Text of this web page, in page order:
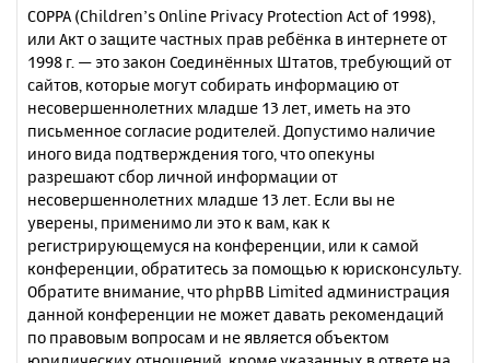
COPPA (Children’s Online Privacy Protection Act of 1998),
или Акт о защите частных прав ребёнка в интернете от
1998 г. — это закон Соединённых Штатов, требующий от
сайтов, которые могут собирать информацию от
несовершеннолетних младше 13 лет, иметь на это
письменное согласие родителей. Допустимо наличие
иного вида подтверждения того, что опекуны
разрешают сбор личной информации от
несовершеннолетних младше 13 лет. Если вы не
уверены, применимо ли это к вам, как к
регистрирующемуся на конференции, или к самой
конференции, обратитесь за помощью к юрисконсульту.
Обратите внимание, что phpBB Limited администрация
данной конференции не может давать рекомендаций
по правовым вопросам и не является объектом